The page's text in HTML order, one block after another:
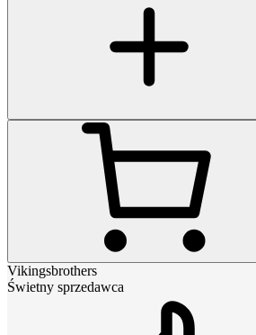
Vikingsbrothers
Świetny sprzedawca